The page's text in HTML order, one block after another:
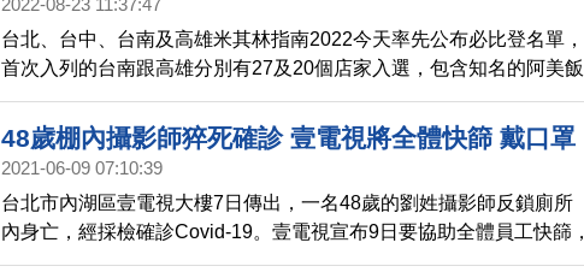
2022-08-23 11:37:47
台北、台中、台南及高雄米其林指南2022今天率先公布必比登名單，
首次入列的台南跟高雄分別有27及20個店家入選，包含知名的阿美飯
店、大勇街無名鹹粥、鴨肉珍、老新台菜等店家。
48歲棚內攝影師猝死確診 壹電視將全體快篩 戴口罩
播報
2021-06-09 07:10:39
台北市內湖區壹電視大樓7日傳出，一名48歲的劉姓攝影師反鎖廁所
內身亡，經採檢確診Covid-19。壹電視宣布9日要協助全體員工快篩，
並在衛生單位的指示下進行疫調，目前壹電視主播已經戴上口罩播